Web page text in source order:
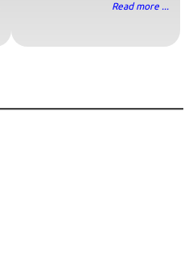
Read more ...